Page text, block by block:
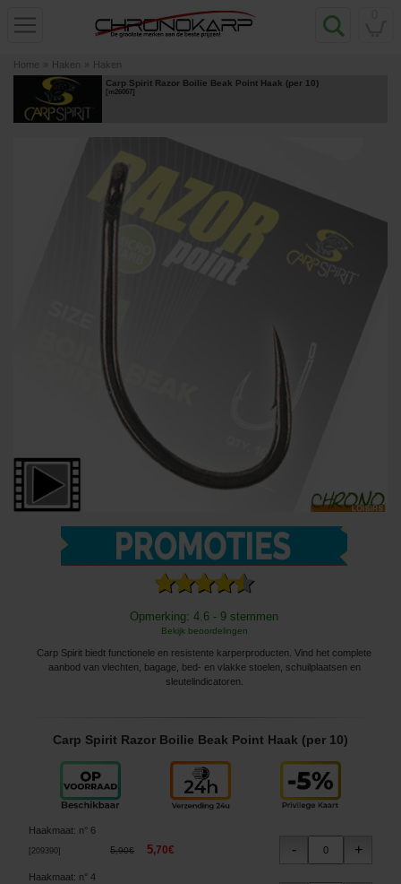
Home » Haken » Haken
Carp Spirit Razor Boilie Beak Point Haak (per 10)
m26067]
Opmerking: 4.6 - 9 stemmen
Bekijk beoordelingen
Carp Spirit biedt functionele en resistente karperproducten. Vind het complete
aanbod van vlechten, bagage, bed- en vlakke stoelen, schuilplaatsen en
sleutelindicatoren.
Carp Spirit Razor Boilie Beak Point Haak (per 10)
Haakmaat: n° 6
209390] 5,90€ 5,70€
Haakmaat: n° 4